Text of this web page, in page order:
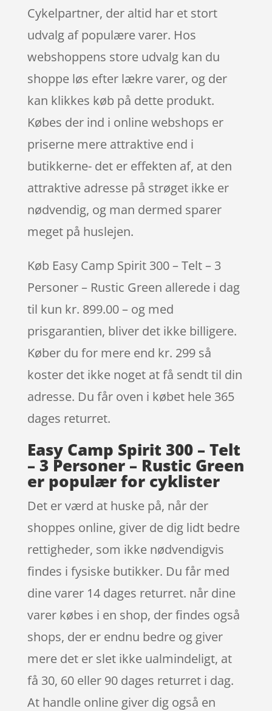
Cykelpartner, der altid har et stort
udvalg af populære varer. Hos
webshoppens store udvalg kan du
shoppe løs efter lækre varer, og der
kan klikkes køb på dette produkt.
Købes der ind i online webshops er
priserne mere attraktive end i
butikkerne- det er effekten af, at den
attraktive adresse på strøget ikke er
nødvendig, og man dermed sparer
meget på huslejen.
Køb Easy Camp Spirit 300 – Telt – 3
Personer – Rustic Green allerede i dag
til kun kr. 899.00 – og med
prisgarantien, bliver det ikke billigere.
Køber du for mere end kr. 299 så
koster det ikke noget at få sendt til din
adresse. Du får oven i købet hele 365
dages returret.
Easy Camp Spirit 300 – Telt
– 3 Personer – Rustic Green
er populær for cyklister
Det er værd at huske på, når der
shoppes online, giver de dig lidt bedre
rettigheder, som ikke nødvendigvis
findes i fysiske butikker. Du får med
dine varer 14 dages returret. når dine
varer købes i en shop, der findes også
shops, der er endnu bedre og giver
mere det er slet ikke ualmindeligt, at
få 30, 60 eller 90 dages returret i dag.
At handle online giver dig også en